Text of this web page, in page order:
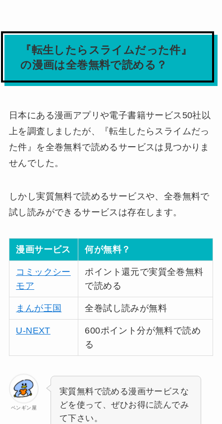
『転生したらスライムだった件』
の漫画は全巻無料で読める？
日本にある漫画アプリや電子書籍サービス50社以
上を調査しましたが、
『転生したらスライムだっ
た件』を全巻無料で読めるサービスは見つかりま
せんでした。
しかし実質無料で読めるサービスや、全巻無料で
試し読みができるサービスは存在します。
漫画サービス 何が無料？
コミックシー
モア
ポイント還元で実質全巻無料
で読める
まんが王国 全巻試し読みが無料
U-NEXT
600ポイント分が無料で読め
る
ペンギン屋
実質無料で読める漫画サービスな
どを使って、ぜひお得に読んでみ
て下さい。